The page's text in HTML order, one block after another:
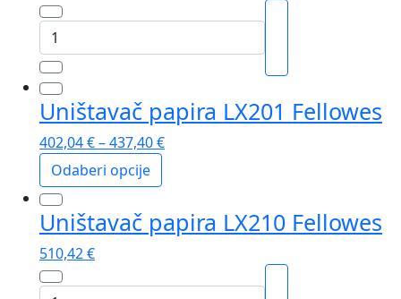
Uništavač
papira
LX200
Fellowes
količina
Uništavač papira LX201 Fellowes
402,04€–437,40€
Odaberi opcije
Ovaj
proizvod
ima
više
varijanti.
Uništavač papira LX210 Fellowes
510,42€